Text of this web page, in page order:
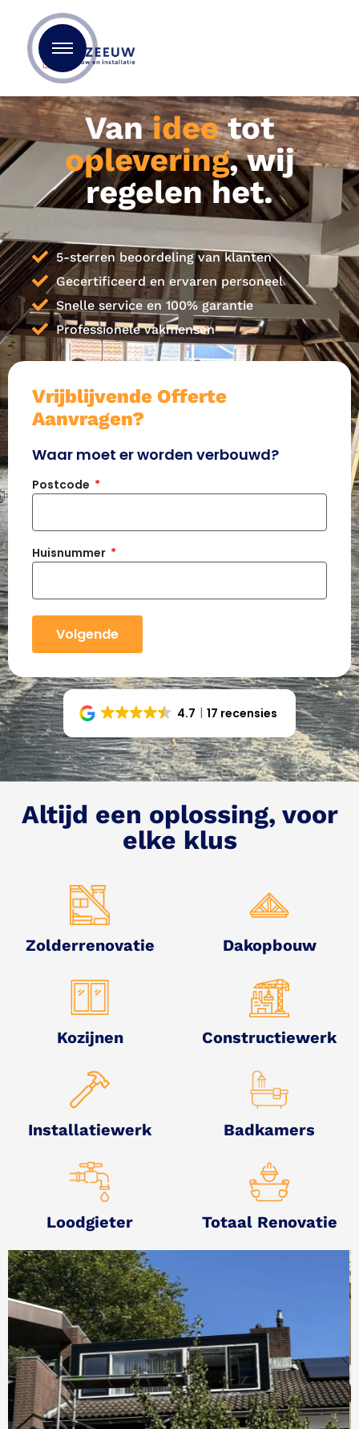
Vanideetot
oplevering, wij
regelen het.
5-sterren beoordeling van klanten
Gecertificeerd en ervaren personeel
Snelle service en 100% garantie
Professionele vakmensen
Vrijblijvende Offerte
Aanvragen?
Waar moet er worden verbouwd?
Postcode
Huisnummer
Volgende
4.7 17 recensies
Altijd een oplossing, voor
elke klus
Zolderrenovatie Dakopbouw
Kozijnen Constructiewerk
Installatiewerk Badkamers
Loodgieter Totaal Renovatie